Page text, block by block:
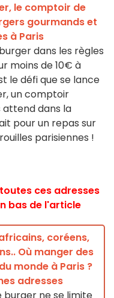
le comptoir de
gourmands et
à Paris
dans les règles
moins de 10€ à
le défi que se lance
un comptoir
dans la
pour un repas sur
parisiennes !
ces adresses
bas de l'article
coréens,
Où manger des
monde à Paris ?
adresses